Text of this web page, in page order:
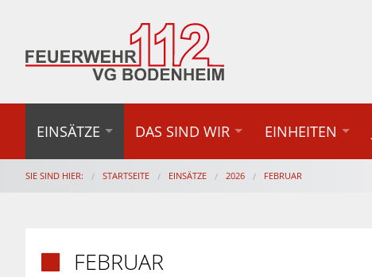
EINSÄTZE DAS SIND WIR EINHEITEN
SIE SIND HIER: STARTSEITE EINSÄTZE 2026 FEBRUAR
FEBRUAR